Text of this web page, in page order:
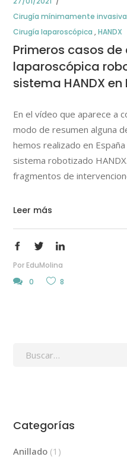
Cirugía mínimamente invasiva
Cirugía laparoscópica ,HANDX
Primeros casos
laparoscópica
sistema HANDX en
En el vídeo que aparece a
modo de resumen alguna
hemos realizado en
sistema robotizado
fragmentos de
Leer más
Por EduMolina
0
8
Search
Categorías
Anillado (1)